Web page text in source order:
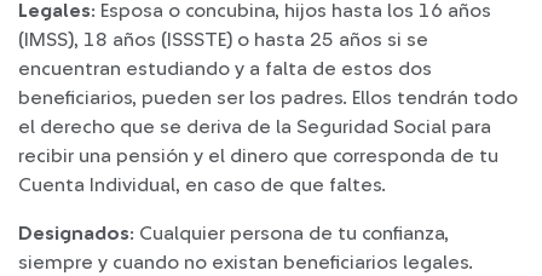
Legales: Esposa o concubina, hijos hasta los 16 años
(IMSS), 18 años (ISSSTE) o hasta 25 años si se
encuentran estudiando y a falta de estos dos
beneficiarios, pueden ser los padres. Ellos tendrán todo
el derecho que se deriva de la Seguridad Social para
recibir una pensión y el dinero que corresponda de tu
Cuenta Individual, en caso de que faltes.
Designados: Cualquier persona de tu confianza,
siempre y cuando no existan beneficiarios legales.